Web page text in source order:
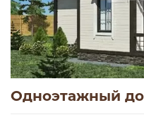
Одноэтажный